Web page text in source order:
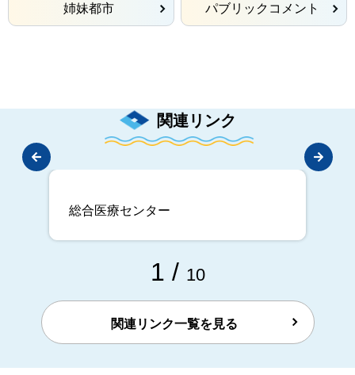
姉妹都市 パブリックコメント
関連リンク
総合医療センター
1 / 10
関連リンク一覧を見る